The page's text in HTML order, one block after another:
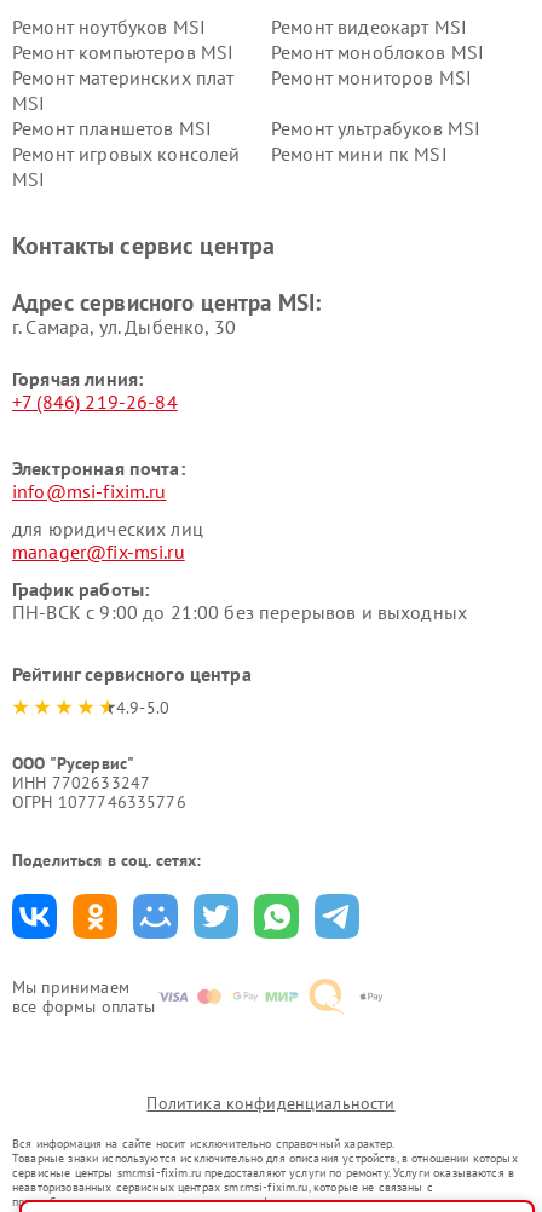
Мы принимаем
все формы оплаты
Ремонт ноутбуков MSI
Ремонт видеокарт MSI
Ремонт компьютеров MSI
Ремонт моноблоков MSI
Ремонт материнских плат
MSI
Ремонт мониторов MSI
Ремонт планшетов MSI
Ремонт ультрабуков MSI
Ремонт игровых консолей
MSI
Ремонт мини пк MSI
Контакты сервис центра
Адрес сервисного центра MSI:
г. Самара, ул. Дыбенко, 30
Горячая линия:
+7 (846) 219-26-84
Электронная почта:
info@msi-fixim.ru
для юридических лиц
manager@fix-msi.ru
График работы:
ПН-ВСК с 9:00 до 21:00 без перерывов и выходных
Рейтинг сервисного центра
4.9-5.0
ООО "Русервис"
ИНН 7702633247
ОГРН 1077746335776
Поделиться в соц. сетях:
Политика конфиденциальности
Вся информация на сайте носит исключительно справочный характер.
Товарные знаки используются исключительно для описания устройств, в отношении которых
сервисные центры smr.msi-fixim.ru предоставляют услуги по ремонту. Услуги оказываются в
неавторизованных сервисных центрах smr.msi-fixim.ru, которые не связаны с
правообладателями товарных знаков или их официальными представителями.